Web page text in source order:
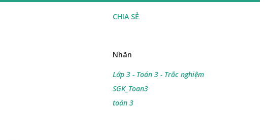
CHIA SẺ
Nhãn
Lớp 3 - Toán 3 - Trắc nghiệm
SGK_Toan3
toán 3